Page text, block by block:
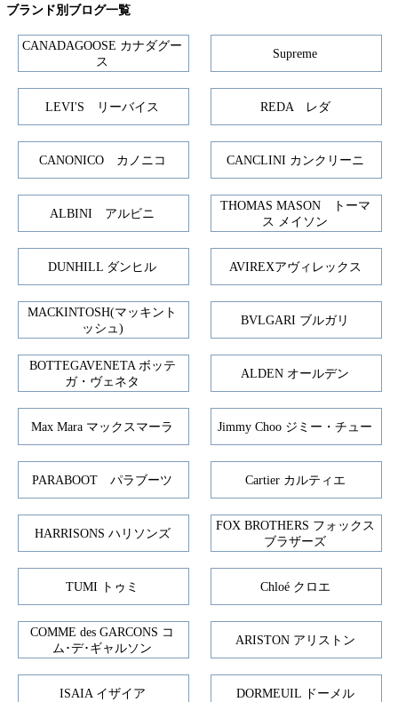
ブランド別ブログ一覧
CANADAGOOSE カナダグー
ス
Supreme
LEVI'S リーバイス REDA レダ
CANONICO カノニコ CANCLINI カンクリーニ
ALBINI アルビニ
THOMAS MASON トーマ
ス メイソン
DUNHILL ダンヒル AVIREXアヴィレックス
MACKINTOSH(マッキント
ッシュ)
BVLGARI ブルガリ
BOTTEGAVENETA ボッテ
ガ・ヴェネタ
ALDEN オールデン
Max Mara マックスマーラ Jimmy Choo ジミー・チュー
PARABOOT パラブーツ Cartier カルティエ
HARRISONS ハリソンズ
FOX BROTHERS フォックス
ブラザーズ
TUMI トゥミ Chloé クロエ
COMME des GARCONS コ
ム･デ･ギャルソン
ARISTON アリストン
ISAIA イザイア DORMEUIL ドーメル